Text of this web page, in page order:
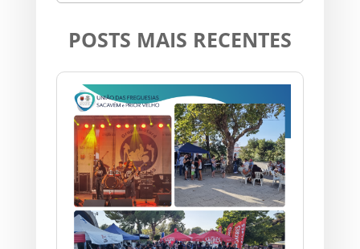
POSTS MAIS RECENTES